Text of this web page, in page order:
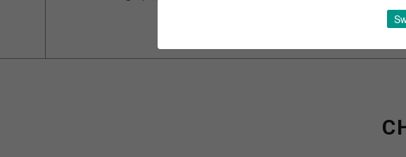
ショップお問い合わ